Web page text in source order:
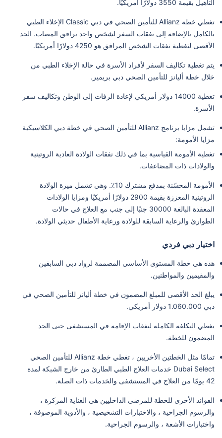
التأهيل بقيمة 3550 دولارًا أمريكيًا.
تغطي خطة Allianz للتأمين الصحي في دبي Classic الإخلاء الطبي
بالكامل بالإضافة إلى نفقات السفر لشخص واحد يرافق المصاب. الحد
الأقصى لتغطية نفقات الشخص المرافق هو 4250 دولارًا أمريكيًا.
يتم تغطية تكاليف السفر لأفراد الأسرة في حالة الإخلاء الطبي من
خلال خطة أليانز للتأمين الصحي دبي بريمير.
تغطية 14000 دولار أمريكي لإعادة الرفات إلى الوطن وتكاليف سفر
الأسرة.
تشمل مزايا برنامج Allianz للتأمين الصحي في خطة دبي الكلاسيكية
مزايا الأمومة:
تغطية الأمومة القياسية بما في ذلك نفقات الولادة العادية الروتينية
والولادات ذات المضاعفات.
الأمومة المحسّنة بمدفع مشترك 10٪. وهي تشمل ميزة الولادة
الروتينية المعززة بقيمة 2900 دولارًا أمريكيًا ومزايا الولادات
المعقدة البالغة 30000 جنبًا إلى جنب مع العلاج في حالات
الطوارئ والرعاية السابقة للولادة ورعاية الأطفال حديثي الولادة.
اختيار دبي فردي
هذه هي خطة المستوى الأساسي المصممة لرواد دبي السابقين
والمقيمين والمواطنين.
يبلغ الحد الأقصى للمبلغ المضمون في خطة أليانز للتأمين الصحي في
دبي 1.060.000 دولار أمريكي.
يغطي التكلفة الكاملة لنفقات الإقامة في المستشفى حتى الحد
المضمون للخطة.
تمامًا مثل الخطتين الأخريين ، تغطي خطة Allianz للتأمين الصحي
Dubai Select خدمات العلاج الطبي الطارئ من خارج الشبكة لمدة
42 يومًا من العلاج في المستشفى والخدمات ذات الصلة.
الفوائد الأخرى للخطة للمرضى الداخليين هي العناية المركزة ،
والرسوم الجراحية ، والاختبارات التشخيصية ، والأدوية الموصوفة ،
واختبارات الأشعة ، والرسوم الجراحية.